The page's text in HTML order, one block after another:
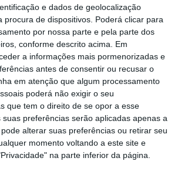
e dados de geolocalização
procura de dispositivos. Poderá clicar para
por nossa parte e pela parte dos
conforme descrito acima. Em
a informações mais pormenorizadas e
antes de consentir ou recusar o
em atenção que algum processamento
poderá não exigir o seu
que tem o direito de se opor a esse
suas preferências serão aplicadas apenas a
alterar suas preferências ou retirar seu
momento voltando a este site e
na parte inferior da página.
que, em média, tenham sido
forma não declarada um valor
milhões de litros de
(gasóleo e gasolina), o
de 17 000 camiões-
não declarados têm
na liquidação do ISP e do IVA,
cumprimento das obrigações
de biocombustíveis e de